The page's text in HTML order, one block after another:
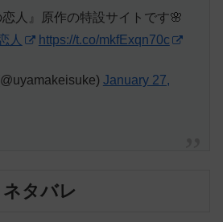
恋人』原作の特設サイトです🌸
人
https://t.co/mkfExqn70c
January 27,
タバレ